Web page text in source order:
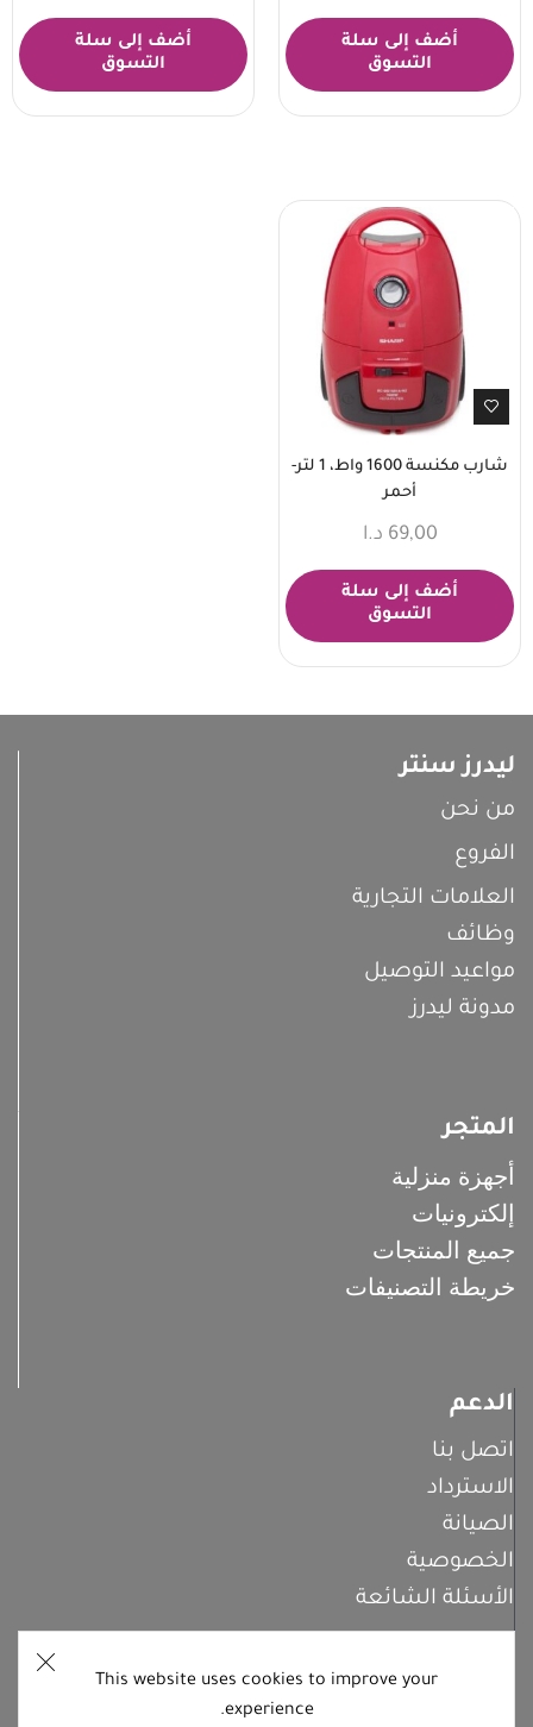
أضف إلى سلة
التسوق
أضف إلى سلة
التسوق
شارب مكنسة 1600 واط، 1 لتر-
أحمر
69,00 د.ا
أضف إلى سلة
التسوق
This website uses cookies to improve your
experience.
ليدرز سنتر
من نحن
الفروع
العلامات التجارية
وظائف
مواعيد التوصيل
مدونة ليدرز
المتجر
أجهزة منزلية
إلكترونيات
جميع المنتجات
خريطة التصنيفات
الدعم
اتصل بنا
الاسترداد
الصيانة
الخصوصية
الأسئلة الشائعة
اشترك معنا